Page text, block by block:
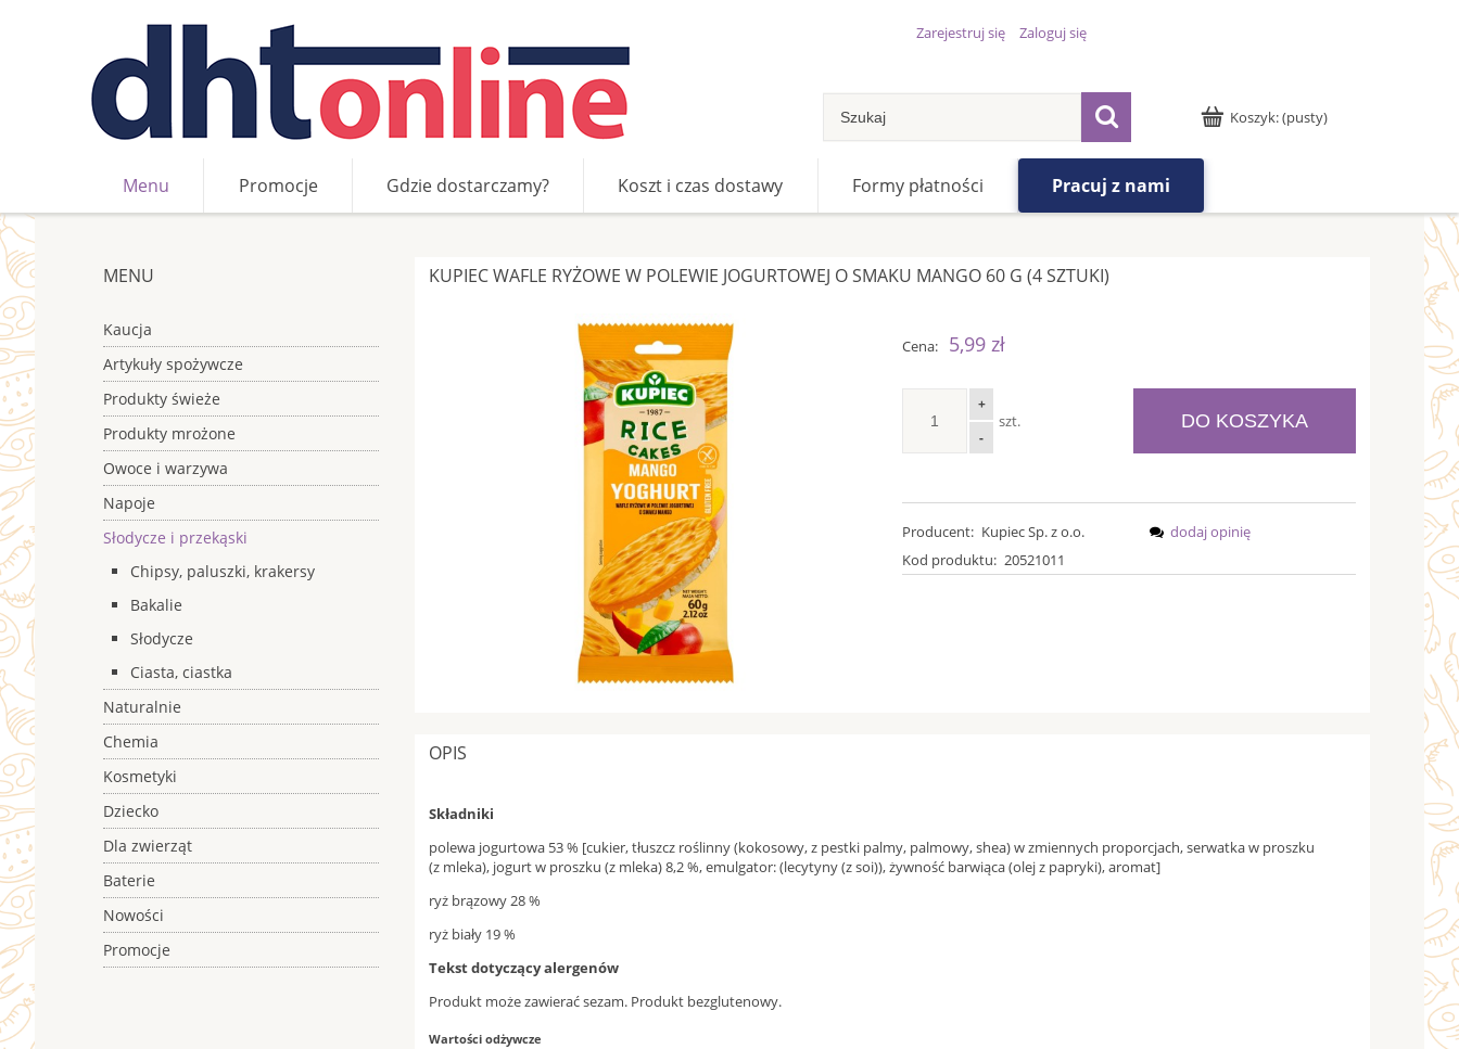
Koszyk:(pusty)
Zarejestruj się Zaloguj się
Menu Promocje Gdzie dostarczamy? Koszt i czas dostawy Formy płatności Pracuj z nami
MENU
Kaucja
Artykuły spożywcze
Produkty świeże
Produkty mrożone
Owoce i warzywa
Napoje
Słodycze i przekąski
Chipsy, paluszki, krakersy
Bakalie
Słodycze
Ciasta, ciastka
Naturalnie
Chemia
Kosmetyki
Dziecko
Dla zwierząt
Baterie
Nowości
Promocje
KUPIEC WAFLE RYŻOWE W POLEWIE JOGURTOWEJ O SMAKU MANGO 60 G (4 SZTUKI)
Cena: 5,99 zł
+
-
szt. DO KOSZYKA
Producent: Kupiec Sp. z o.o.
Kod produktu: 20521011
dodaj opinię
OPIS
Składniki
polewa jogurtowa 53 % [cukier, tłuszcz roślinny (kokosowy, z pestki palmy, palmowy, shea) w zmiennych proporcjach, serwatka w proszku
(z mleka), jogurt w proszku (z mleka) 8,2 %, emulgator: (lecytyny (z soi)), żywność barwiąca (olej z papryki), aromat]
ryż brązowy 28 %
ryż biały 19 %
Tekst dotyczący alergenów
Produkt może zawierać sezam. Produkt bezglutenowy.
Wartości odżywcze